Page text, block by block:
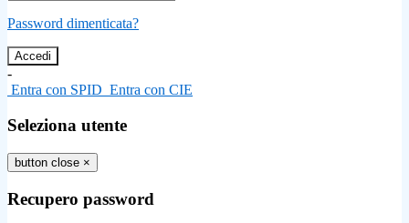
Password dimenticata?
-
Entra con SPID Entra con CIE
Seleziona utente
button close ×
Recupero password